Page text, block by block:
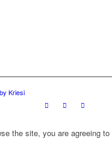
Kriesi
the site, you are agreeing to